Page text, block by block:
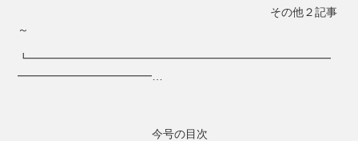
その他２記事
～
┗━━━━━━━━━━━━━━━━━━━━━━━━━━━
━━━━━━━━━━━━…
今号の目次